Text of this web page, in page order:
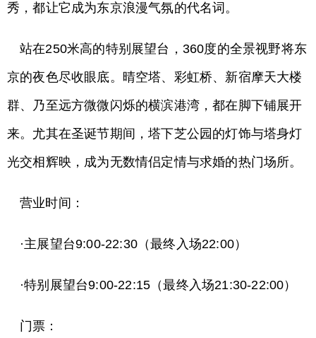
秀，都让它成为东京浪漫气氛的代名词。
站在250米高的特别展望台，360度的全景视野将东
京的夜色尽收眼底。晴空塔、彩虹桥、新宿摩天大楼
群、乃至远方微微闪烁的横滨港湾，都在脚下铺展开
来。尤其在圣诞节期间，塔下芝公园的灯饰与塔身灯
光交相辉映，成为无数情侣定情与求婚的热门场所。
营业时间：
·主展望台9:00-22:30（最终入场22:00）
·特别展望台9:00-22:15（最终入场21:30-22:00）
门票：